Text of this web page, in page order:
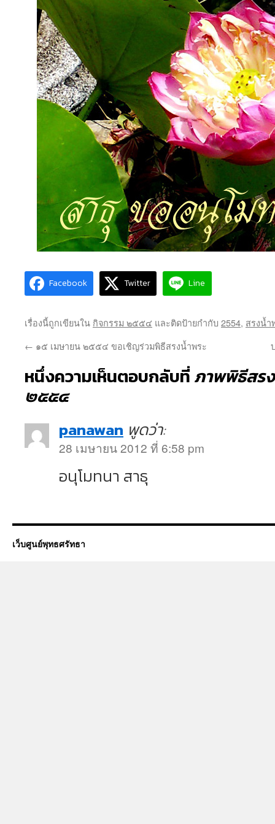
Facebook Twitter Line
เรื่องนี้ถูกเขียนใน กิจกรรม ๒๕๕๔ และติดป้ายกำกับ 2554, สรงน้ำ
← ๑๕ เมษายน ๒๕๕๔ ขอเชิญร่วมพิธีสรงน้ำพระ
หนึ่งความเห็นตอบกลับที่ภาพพิธีสร
๒๕๕๔
panawan พูดว่า:
28 เมษายน 2012 ที่ 6:58 pm
อนุโมทนา สาธุ
เว็บศูนย์พุทธศรัทธา